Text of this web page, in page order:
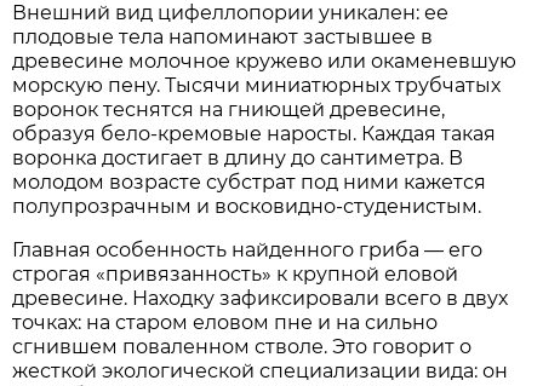
Внешний вид цифеллопории уникален: ее
плодовые тела напоминают застывшее в
древесине молочное кружево или окаменевшую
морскую пену. Тысячи миниатюрных трубчатых
воронок теснятся на гниющей древесине,
образуя бело-кремовые наросты. Каждая такая
воронка достигает в длину до сантиметра. В
молодом возрасте субстрат под ними кажется
полупрозрачным и восковидно-студенистым.
Главная особенность найденного гриба — его
строгая «привязанность» к крупной еловой
древесине. Находку зафиксировали всего в двух
точках: на старом еловом пне и на сильно
сгнившем поваленном стволе. Это говорит о
жесткой экологической специализации вида: он